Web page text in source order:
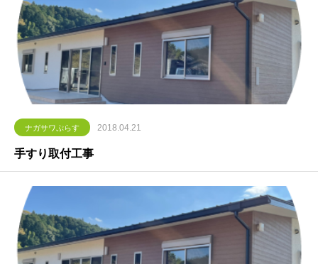
ナガサワぷらす 2018.04.21
手すり取付工事